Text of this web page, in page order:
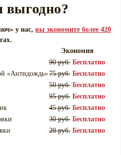
выгодно?
у нас, вы экономите более 420
Экономия
90 руб. Бесплатно
«Антидождь»75 руб. Бесплатно
50 руб. Бесплатно
95 руб. Бесплатно
45 руб. Бесплатно
30 руб. Бесплатно
20 руб. Бесплатно